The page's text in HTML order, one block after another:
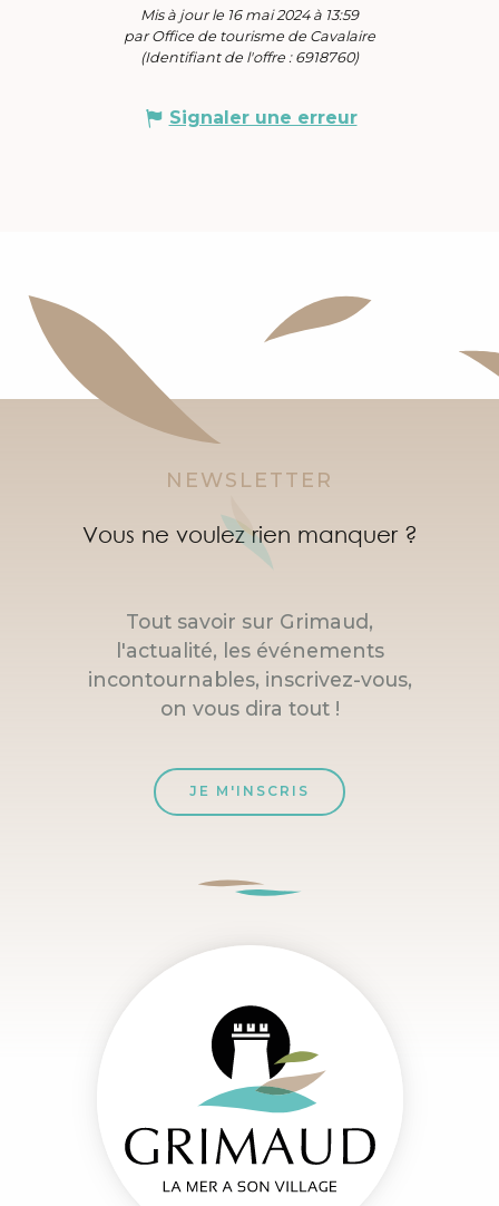
Mis à jour le 16 mai 2024 à 13:59
par Office de tourisme de Cavalaire
(Identifiant de l'offre : 6918760)
Signaler une erreur
NEWSLETTER
Vous ne voulez rien manquer ?
Tout savoir sur Grimaud,
l'actualité, les événements
incontournables, inscrivez-vous,
on vous dira tout !
JE M'INSCRIS